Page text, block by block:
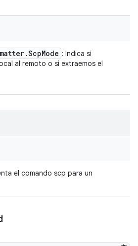
.ScpMode : Indica si
al remoto o si extraemos el
el comando scp para un